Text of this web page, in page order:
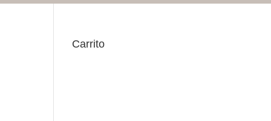
Carrito